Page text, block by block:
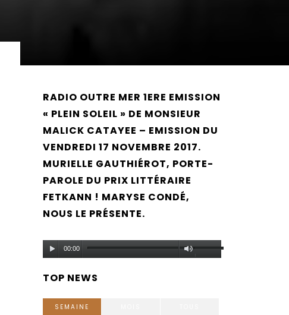
RADIO OUTRE MER 1ERE EMISSION
« PLEIN SOLEIL » DE MONSIEUR
MALICK CATAYEE – EMISSION DU
VENDREDI 17 NOVEMBRE 2017.
MURIELLE GAUTHIÉROT, PORTE-
PAROLE DU PRIX LITTÉRAIRE
FETKANN ! MARYSE CONDÉ,
NOUS LE PRÉSENTE.
Lecteur
00:00
Utilisez
TOP NEWS
SEMAINE